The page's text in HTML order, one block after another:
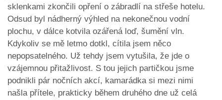
sklenkami zkončili opření o zábradlí na střeše hotelu.
Odsud byl nádherný výhled na nekonečnou vodní
plochu, v dálce kotvila ozářená loď, šumění vln.
Kdykoliv se mě letmo dotkl, cítila jsem něco
nepopsatelného. Už tehdy jsem vytušila, že jde o
vzájemnou přitažlivost. S tou jejich partičkou jsme
podnikli pár nočních akcí, kamarádka si mezi nimi
našla přítele, prakticky během druhého dne už celá